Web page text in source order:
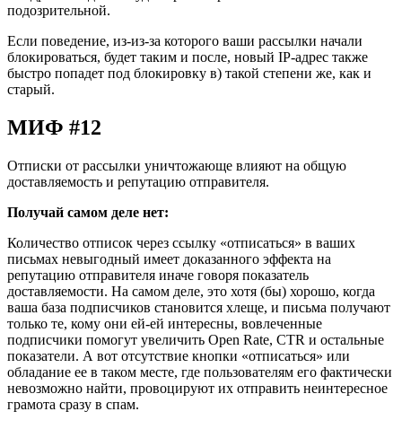
подозрительной.
Если поведение, из-из-за которого ваши рассылки начали
блокироваться, будет таким и после, новый IP-адрес также
быстро попадет под блокировку в) такой степени же, как и
старый.
МИФ #12
Отписки от рассылки уничтожающе влияют на общую
доставляемость и репутацию отправителя.
Получай самом деле нет:
Количество отписок через ссылку «отписаться» в ваших
письмах невыгодный имеет доказанного эффекта на
репутацию отправителя иначе говоря показатель
доставляемости. На самом деле, это хотя (бы) хорошо, когда
ваша база подписчиков становится хлеще, и письма получают
только те, кому они ей-ей интересны, вовлеченные
подписчики помогут увеличить Open Rate, CTR и остальные
показатели. А вот отсутствие кнопки «отписаться» или
обладание ее в таком месте, где пользователям его фактически
невозможно найти, провоцируют их отправить неинтересное
грамота сразу в спам.